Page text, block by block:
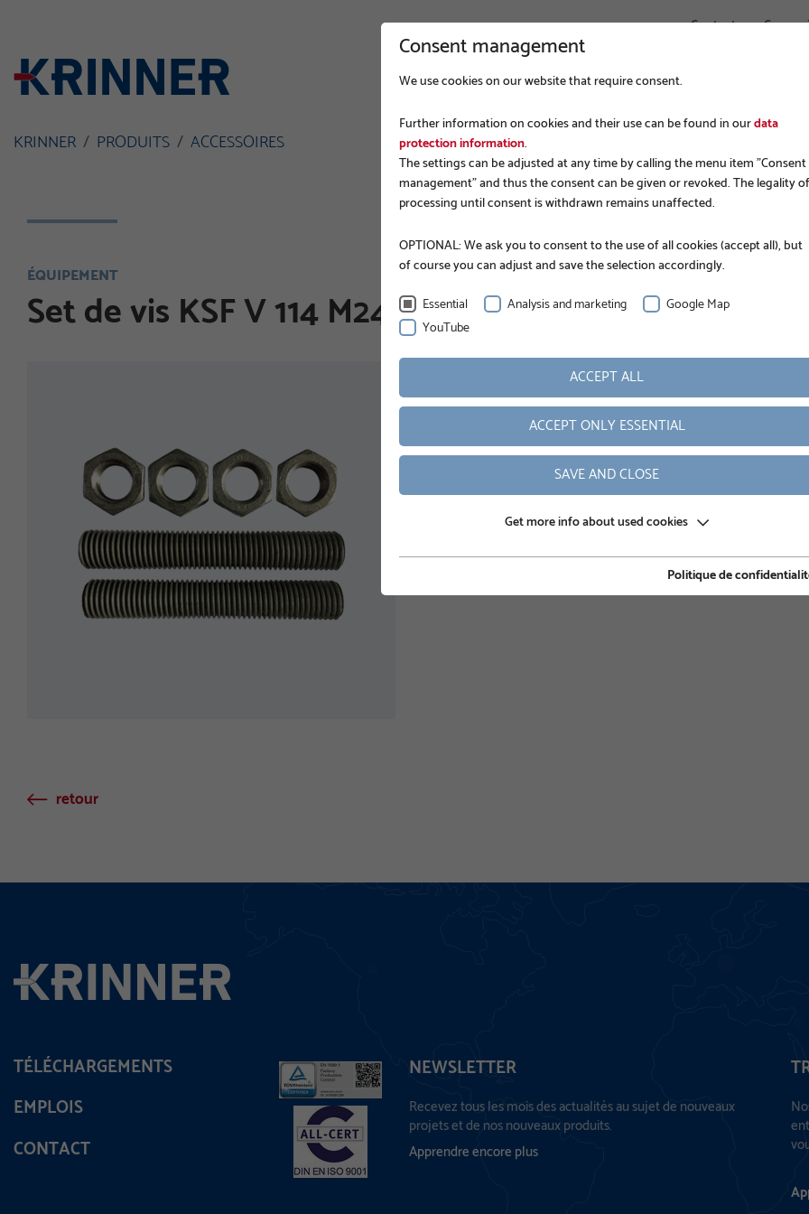
Contact
ENTREPRISE FONDATIONS
KRINNER PRODUITS ACCESSOIRES
ÉQUIPEMENT
Set de vis KSF V 114 M24
Numéro d'article
FICHE TECHNIQUE DU PRODUIT
retour
TÉLÉCHARGEMENTS
EMPLOIS
CONTACT
NEWSLETTER
Recevez tous les mois des actualités au sujet de nouveaux
projets et de nos nouveaux produits.
Apprendre encore plus
Consent management
We use cookies on our website that require consent.
Further information on cookies and their use can be found in ourdata
protection information.
The settings can be adjusted at any time by calling the menu item "Consent
management" and thus the consent can be given or revoked. The legality of
processing until consent is withdrawn remains unaffected.
OPTIONAL: We ask you to consent to the use of all cookies (accept all), but
of course you can adjust and save the selection accordingly.
Essential
Analysis and marketing
Google Map
YouTube
ACCEPT ALL
ACCEPT ONLY ESSENTIAL
SAVE AND CLOSE
Get more info about used cookies
Politique de